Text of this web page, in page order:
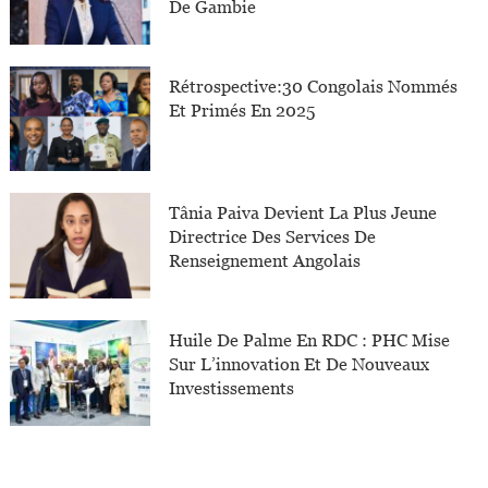
De Gambie
Rétrospective:30 Congolais Nommés
Et Primés En 2025
Tânia Paiva Devient La Plus Jeune
Directrice Des Services De
Renseignement Angolais
Huile De Palme En RDC : PHC Mise
Sur L’innovation Et De Nouveaux
Investissements